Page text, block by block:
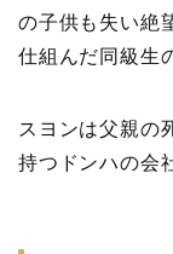
の子供も失い絶
仕組んだ同級生
スヨンは父親の
持つドンハの会